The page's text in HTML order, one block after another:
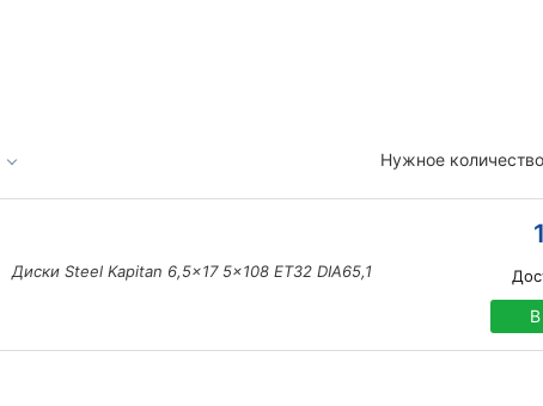
Нужное
Диски Steel Kapitan 6,5x17 5x108 ET32 DIA65,1